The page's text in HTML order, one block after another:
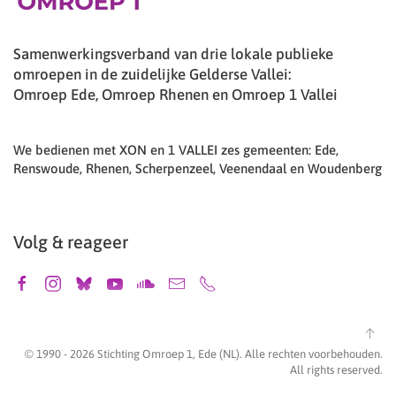
Samenwerkingsverband van drie lokale publieke
omroepen in de zuidelijke Gelderse Vallei:
Omroep Ede, Omroep Rhenen en Omroep 1 Vallei
We bedienen met XON en 1 VALLEI zes gemeenten: Ede,
Renswoude, Rhenen, Scherpenzeel, Veenendaal en Woudenberg
Volg & reageer
© 1990 - 2026 Stichting Omroep 1, Ede (NL). Alle rechten voorbehouden.
All rights reserved.